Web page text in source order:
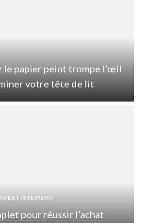
le papier peint trompe l’œil
votre tête de lit
pour réussir l’achat